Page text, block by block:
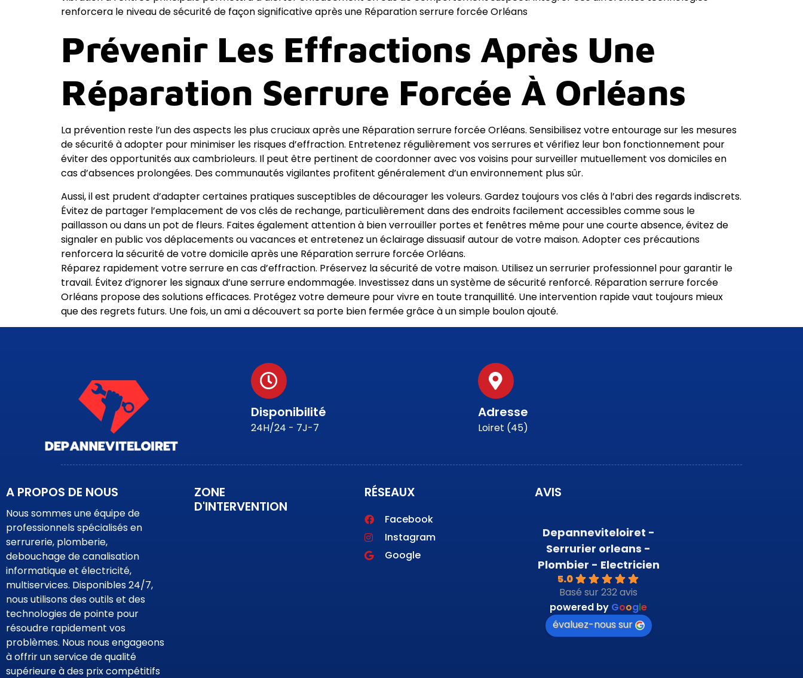
renforcera le niveau de sécurité de façon significative après une Réparation serrure forcée Orléans
Prévenir Les Effractions Après Une
Réparation Serrure Forcée À Orléans
La prévention reste l’un des aspects les plus cruciaux après une Réparation serrure forcée Orléans. Sensibilisez votre entourage sur les mesures
de sécurité à adopter pour minimiser les risques d’effraction. Entretenez régulièrement vos serrures et vérifiez leur bon fonctionnement pour
éviter des opportunités aux cambrioleurs. Il peut être pertinent de coordonner avec vos voisins pour surveiller mutuellement vos domiciles en
cas d’absences prolongées. Des communautés vigilantes profitent généralement d’un environnement plus sûr.
Aussi, il est prudent d’adapter certaines pratiques susceptibles de décourager les voleurs. Gardez toujours vos clés à l’abri des regards indiscrets.
Évitez de partager l’emplacement de vos clés de rechange, particulièrement dans des endroits facilement accessibles comme sous le
paillasson ou dans un pot de fleurs. Faites également attention à bien verrouiller portes et fenêtres même pour une courte absence, évitez de
signaler en public vos déplacements ou vacances et entretenez un éclairage dissuasif autour de votre maison. Adopter ces précautions
renforcera la sécurité de votre domicile après une Réparation serrure forcée Orléans.
Réparez rapidement votre serrure en cas d’effraction. Préservez la sécurité de votre maison. Utilisez un serrurier professionnel pour garantir le
travail. Évitez d’ignorer les signaux d’une serrure endommagée. Investissez dans un système de sécurité renforcé. Réparation serrure forcée
Orléans propose des solutions efficaces. Protégez votre demeure pour vivre en toute tranquillité. Une intervention rapide vaut toujours mieux
que des regrets futurs. Une fois, un ami a découvert sa porte bien fermée grâce à un simple boulon ajouté.
Disponibilité
24H/24 - 7J-7
Adresse
Loiret (45)
A PROPOS DE NOUS
Nous sommes une équipe de
professionnels spécialisés en
serrurerie, plomberie,
debouchage de canalisation
informatique et électricité,
multiservices. Disponibles 24/7,
nous utilisons des outils et des
technologies de pointe pour
résoudre rapidement vos
problèmes. Nous nous engageons
à offrir un service de qualité
supérieure à des prix compétitifs
ZONE
D'INTERVENTION
RÉSEAUX
Facebook
Instagram
Google
AVIS
Depanneviteloiret -
Serrurier orleans -
Plombier - Electricien
5.0
Basé sur 232 avis
powered by Google
évaluez-nous sur